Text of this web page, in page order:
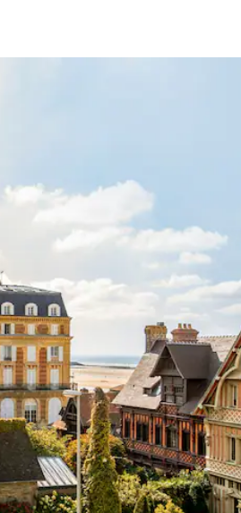
les parcourir ou en appuyant et en